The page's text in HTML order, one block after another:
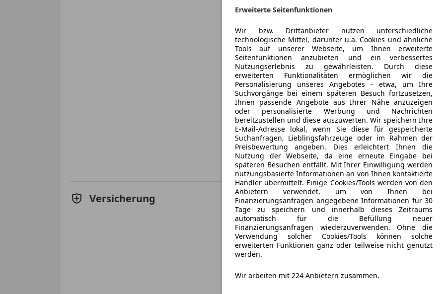
Sitzheizung
Start/Stop-
Tempomat
Unterhaltung/Media
Android
Apple
Bluetooth
CD
DAB-Radio
Radio
Sicherheit
ABS
Alarmanlage
SOUNDSYSTEM
KAMERA
22 ZOLL
Versicherung Kfz-Versicherung
Versicherungsschutz an Ihre Bedürfnisse
Freischaden-Gutschein ab Stufe 0
Erweiterte Seitenfunktionen
Wir bzw. Drittanbieter nutzen unterschiedliche
technologische Mittel, darunter u.a. Cookies und ähnliche
Tools auf unserer Webseite, um Ihnen erweiterte
Seitenfunktionen anzubieten und ein verbessertes
Nutzungserlebnis zu gewährleisten. Durch diese
erweiterten Funktionalitäten ermöglichen wir die
Personalisierung unseres Angebotes - etwa, um Ihre
Suchvorgänge bei einem späteren Besuch fortzusetzen,
Ihnen passende Angebote aus Ihrer Nähe anzuzeigen
oder personalisierte Werbung und Nachrichten
bereitzustellen und diese auszuwerten. Wir speichern Ihre
E-Mail-Adresse lokal, wenn Sie diese für gespeicherte
Suchanfragen, Lieblingsfahrzeuge oder im Rahmen der
Preisbewertung angeben. Dies erleichtert Ihnen die
Nutzung der Webseite, da eine erneute Eingabe bei
späteren Besuchen entfällt. Mit Ihrer Einwilligung werden
nutzungsbasierte Informationen an von Ihnen kontaktierte
Händler übermittelt. Einige Cookies/Tools werden von den
Anbietern verwendet, um von Ihnen bei
Finanzierungsanfragen angegebene Informationen für 30
Tage zu speichern und innerhalb dieses Zeitraums
automatisch für die Befüllung neuer
Finanzierungsanfragen wiederzuverwenden. Ohne die
Verwendung solcher Cookies/Tools können solche
erweiterten Funktionen ganz oder teilweise nicht genutzt
werden.
Wir arbeiten mit 224 Anbietern zusammen.